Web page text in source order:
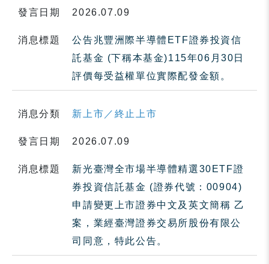
發言日期 2026.07.09
消息標題
公告兆豐洲際半導體ETF證券投資信
託基金 (下稱本基金)115年06月30日
評價每受益權單位實際配發金額。
消息分類 新上市／終止上市
發言日期 2026.07.09
消息標題
新光臺灣全市場半導體精選30ETF證
券投資信託基金 (證券代號：00904)
申請變更上市證券中文及英文簡稱 乙
案，業經臺灣證券交易所股份有限公
司同意，特此公告。